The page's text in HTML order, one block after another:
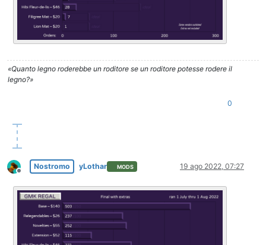
«Quanto legno roderebbe un roditore se un roditore potesse rodere il
legno?»
0
Non in linea
Nostromo yLothar MODS 19 ago 2022, 07:27